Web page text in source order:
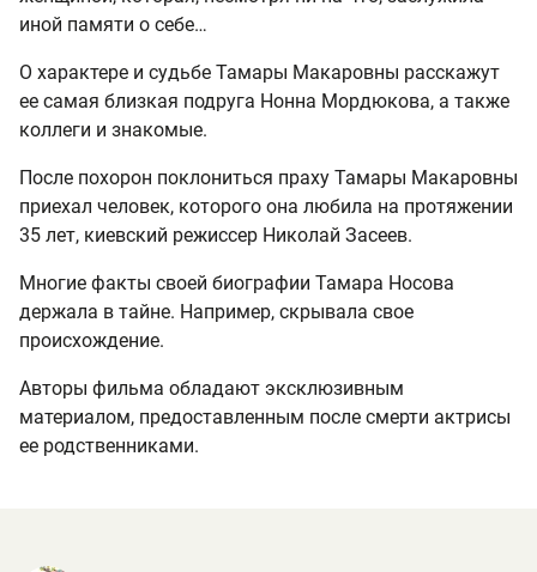
иной памяти о себе…
О характере и судьбе Тамары Макаровны расскажут
ее самая близкая подруга Нонна Мордюкова, а также
коллеги и знакомые.
После похорон поклониться праху Тамары Макаровны
приехал человек, которого она любила на протяжении
35 лет, киевский режиссер Николай Засеев.
Многие факты своей биографии Тамара Носова
держала в тайне. Например, скрывала свое
происхождение.
Авторы фильма обладают эксклюзивным
материалом, предоставленным после смерти актрисы
ее родственниками.